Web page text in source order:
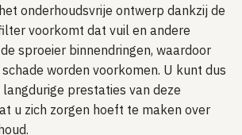
onderhoudsvrije ontwerp dankzij de
voorkomt dat vuil en andere
sproeier binnendringen, waardoor
worden voorkomen. U kunt dus
prestaties van deze
u zich zorgen hoeft te maken over